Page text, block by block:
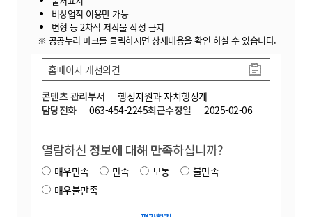
비상업적 이용만 가능
변형 등 2차적 저작물 작성 금지
※ 공공누리 마크를 클릭하시면 상세내용을 확인 하실 수 있습니다.
콘텐츠 관리부서
행정지원과 자치행정계
담당전화
063-454-2245최근수정일 2025-02-06
홈페이지 개선의견
열람하신 정보에 대해 만족하십니까?
매우만족 만족 보통
불만족
매우불만족